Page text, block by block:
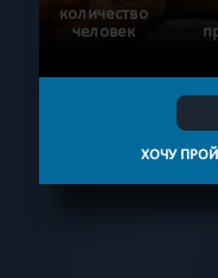
количество
человек
ХОЧУ